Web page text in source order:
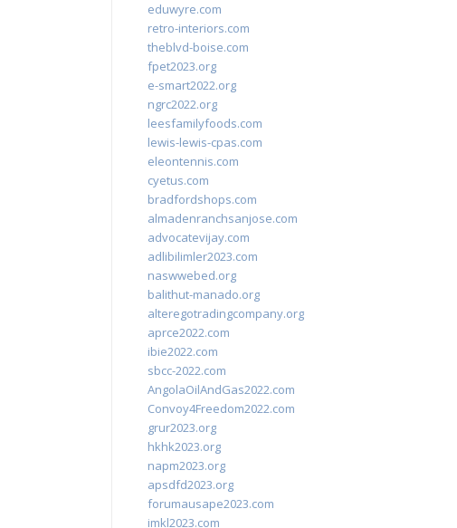
eduwyre.com
retro-interiors.com
theblvd-boise.com
fpet2023.org
e-smart2022.org
ngrc2022.org
leesfamilyfoods.com
lewis-lewis-cpas.com
eleontennis.com
cyetus.com
bradfordshops.com
almadenranchsanjose.com
advocatevijay.com
adlibilimler2023.com
naswwebed.org
balithut-manado.org
alteregotradingcompany.org
aprce2022.com
ibie2022.com
sbcc-2022.com
AngolaOilAndGas2022.com
Convoy4Freedom2022.com
grur2023.org
hkhk2023.org
napm2023.org
apsdfd2023.org
forumausape2023.com
imkl2023.com